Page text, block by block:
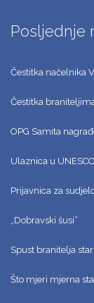
Posljednje
Čestitka načelnika
Čestitka
OPG Samita
Ulaznica u
Prijavnica za
„Dobravski šusi“
Spust branitelja
Što mjeri mjerna